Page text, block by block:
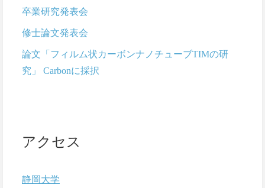
卒業研究発表会
修士論文発表会
論文「フィルム状カーボンナノチューブTIMの研
究」 Carbonに採択
アクセス
静岡大学